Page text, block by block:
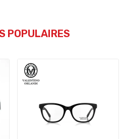
POPULAIRES